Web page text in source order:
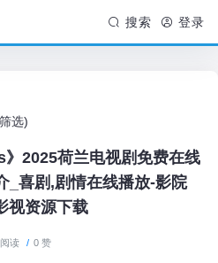
搜索 登录
选)
》2025荷兰电视剧免费在线
_喜剧,剧情在线播放-影院
视资源下载
501 阅读 / 0 赞